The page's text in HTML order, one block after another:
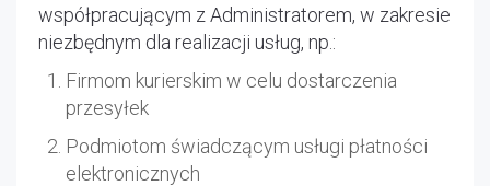
współpracującym z Administratorem, w zakresie
niezbędnym dla realizacji usług, np.:
Firmom kurierskim w celu dostarczenia
przesyłek
Podmiotom świadczącym usługi płatności
elektronicznych